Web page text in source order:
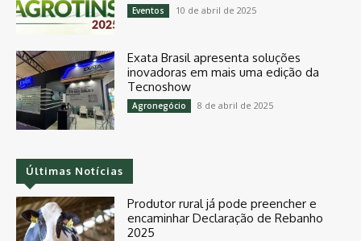
Eventos 10 de abril de 2025
Exata Brasil apresenta soluções
inovadoras em mais uma edição da
Tecnoshow
Agronegócio 8 de abril de 2025
Últimas Notícias
Produtor rural já pode preencher e
encaminhar Declaração de Rebanho
2025